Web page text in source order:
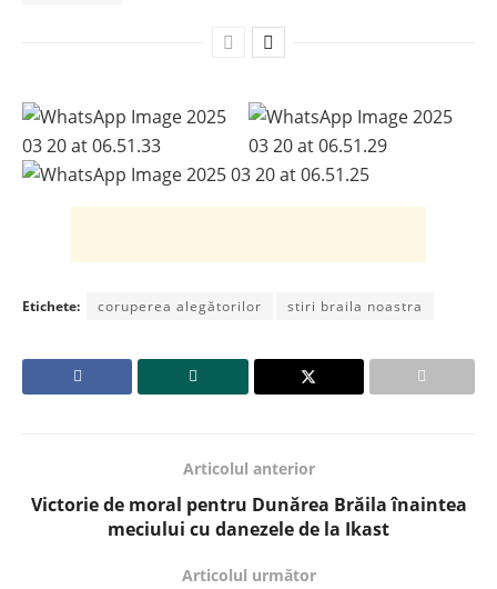
Etichete: coruperea alegătorilor stiri braila noastra
Articolul anterior
Victorie de moral pentru Dunărea Brăila înaintea
meciului cu danezele de la Ikast
Articolul următor